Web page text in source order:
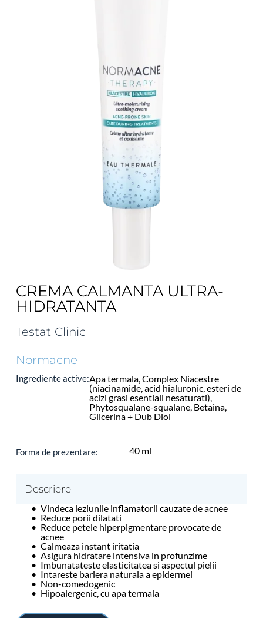
CREMA CALMANTA ULTRA-
HIDRATANTA
Testat Clinic
Normacne
Ingrediente active:Apa termala, Complex Niacestre
(niacinamide, acid hialuronic, esteri de
acizi grasi esentiali nesaturati),
Phytosqualane-squalane, Betaina,
Glicerina + Dub Diol
Forma de prezentare: 40 ml
Descriere
Vindeca leziunile inflamatorii cauzate de acnee
Reduce porii dilatati
Reduce petele hiperpigmentare provocate de
acnee
Calmeaza instant iritatia
Asigura hidratare intensiva in profunzime
Imbunatateste elasticitatea si aspectul pielii
Intareste bariera naturala a epidermei
Non-comedogenic
Hipoalergenic, cu apa termala